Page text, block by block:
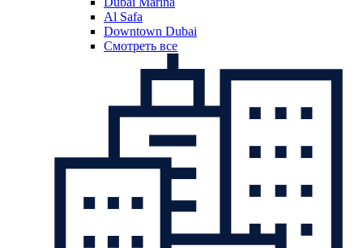
Al Safa
Downtown Dubai
Смотреть все